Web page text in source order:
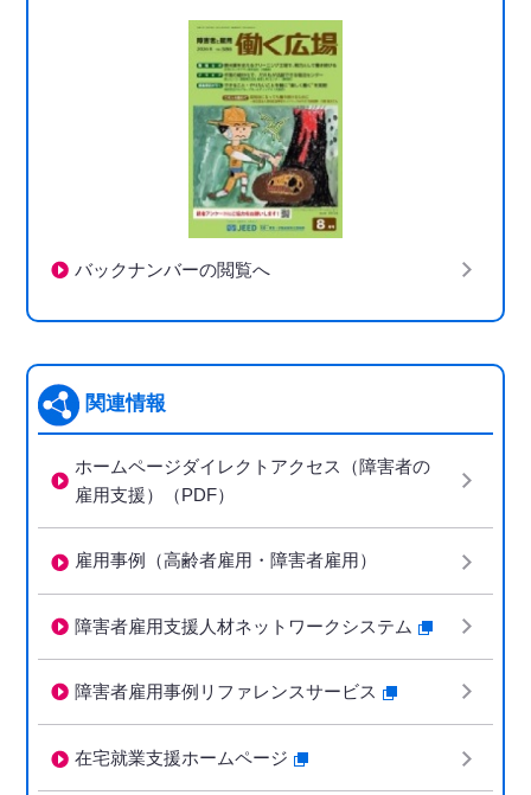
バックナンバーの閲覧へ
関連情報
ホームページダイレクトアクセス（障害者の
雇用支援）（PDF）
雇用事例（高齢者雇用・障害者雇用）
障害者雇用支援人材ネットワークシステム
障害者雇用事例リファレンスサービス
在宅就業支援ホームページ